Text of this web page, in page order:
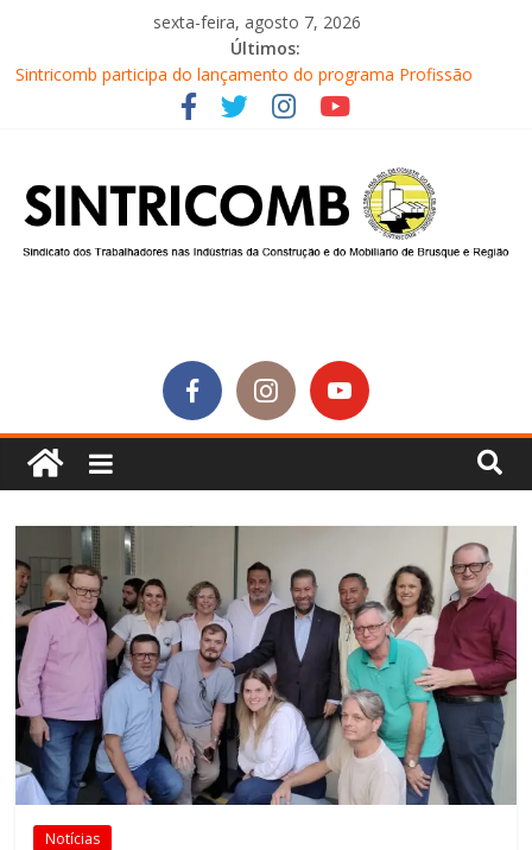
sexta-feira, agosto 7, 2026
Últimos:
Sintricomb participa do lançamento do programa Profissão
Construir em Brusque
Equipe do SINTRICOMB realiza mais uma edição do Café na
Conselho Fiscal do SINTRICOMB realiza avaliação das contas do
sindicato
Diretores do SINTRICOMB são eleitos para a direção da Nova
Central Sindical de SC
Notícias